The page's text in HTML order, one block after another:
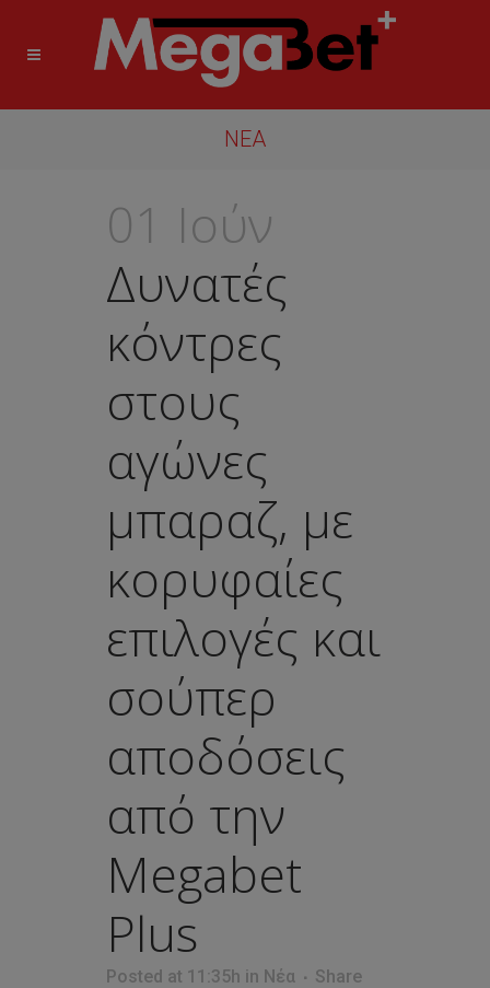
ΝΈΑ
01 Ιούν
Δυνατές
κόντρες
στους
αγώνες
μπαραζ, με
κορυφαίες
επιλογές και
σούπερ
αποδόσεις
από την
Megabet
Plus
Posted at 11:35h in Νέα Share